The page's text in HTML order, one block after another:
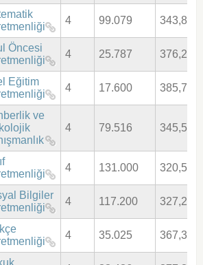
4 99.079
Öncesi
4 25.787
Eğitim
4 17.600
ve
4 79.516
4 131.000
Bilgiler
4 117.200
4 35.025